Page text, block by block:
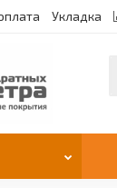
Укладка